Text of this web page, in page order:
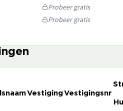
Probeer gratis
Probeer gratis
VestigingVestigingsnr